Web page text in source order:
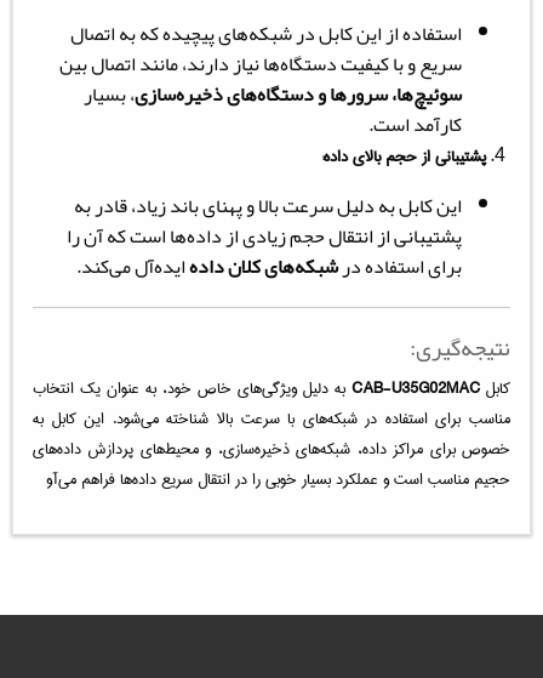
استفاده از این کابل در شبکه‌های پیچیده که به اتصال
سریع و با کیفیت دستگاه‌ها نیاز دارند، مانند اتصال بین
سوئیچ‌ها، سرورها و دستگاه‌های ذخیره‌سازی، بسیار
کارآمد است.
پشتیبانی از حجم بالای داده:
این کابل به دلیل سرعت بالا و پهنای باند زیاد، قادر به
پشتیبانی از انتقال حجم زیادی از داده‌ها است که آن را
برای استفاده درشبکه‌های کلان دادهایده‌آل می‌کند.
نتیجه‌گیری:
کابل CAB-U35G02MAC به دلیل ویژگی‌های خاص خود، به عنوان یک انتخاب
مناسب برای استفاده در شبکه‌های با سرعت بالا شناخته می‌شود. این کابل به
خصوص برای مراکز داده، شبکه‌های ذخیره‌سازی، و محیط‌های پردازش داده‌های
حجیم مناسب است و عملکرد بسیار خوبی را در انتقال سریع داده‌ها فراهم می‌آو